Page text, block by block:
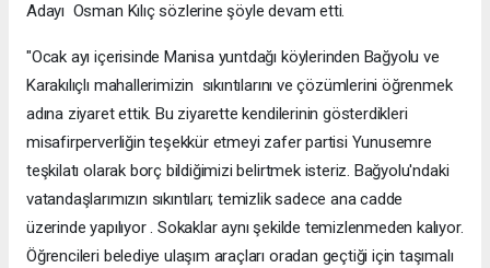
Adayı Osman Kılıç sözlerine şöyle devam etti.
"Ocak ayı içerisinde Manisa yuntdağı köylerinden Bağyolu ve
Karakılıçlı mahallerimizin sıkıntılarını ve çözümlerini öğrenmek
adına ziyaret ettik. Bu ziyarette kendilerinin gösterdikleri
misafirperverliğin teşekkür etmeyi zafer partisi Yunusemre
teşkilatı olarak borç bildiğimizi belirtmek isteriz. Bağyolu'ndaki
vatandaşlarımızın sıkıntıları; temizlik sadece ana cadde
üzerinde yapılıyor . Sokaklar aynı şekilde temizlenmeden kalıyor.
Öğrencileri belediye ulaşım araçları oradan geçtiği için taşımalı